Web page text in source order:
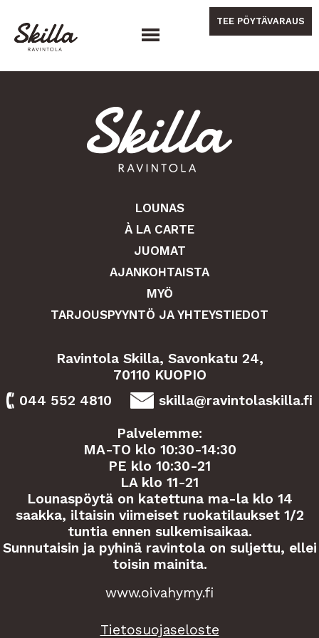
sisältöön
TEE PÖYTÄVARAUS
LOUNAS
À LA CARTE
JUOMAT
AJANKOHTAISTA
MYÖ
TARJOUSPYYNTÖ JA YHTEYSTIEDOT
Ravintola Skilla, Savonkatu 24,
70110 KUOPIO
044 552 4810
skilla@ravintolaskilla.fi
Palvelemme:
MA-TO klo 10:30-14:30
PE klo 10:30-21
LA klo 11-21
Lounaspöytä on katettuna ma-la klo 14
saakka, iltaisin viimeiset ruokatilaukset 1/2
tuntia ennen sulkemisaikaa.
Sunnutaisin ja pyhinä ravintola on suljettu, ellei
toisin mainita.
www.oivahymy.fi
Tietosuojaseloste